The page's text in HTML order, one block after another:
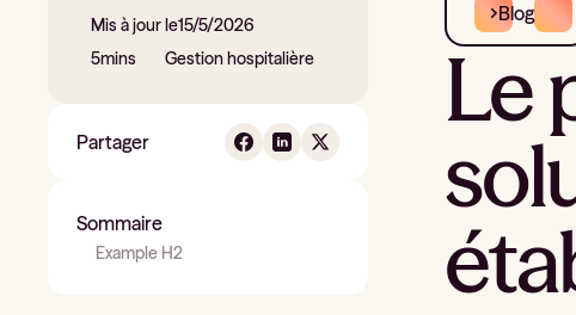
Mis à jour le15/5/2026
5mins Gestion hospitalière
Partager
Sommaire
Example H2
Blog
Le